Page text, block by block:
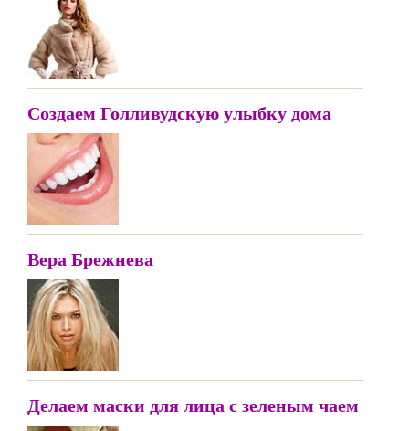
Создаем Голливудскую улыбку дома
Вера Брежнева
Делаем маски для лица с зеленым чаем